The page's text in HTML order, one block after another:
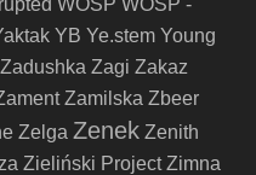
WOŚP WOSP -
YB Ye.stem Young
Zadushka Zagi Zakaz
Zamilska Zbeer
Zelga Zenek Zenith
Zieliński Project Zimna